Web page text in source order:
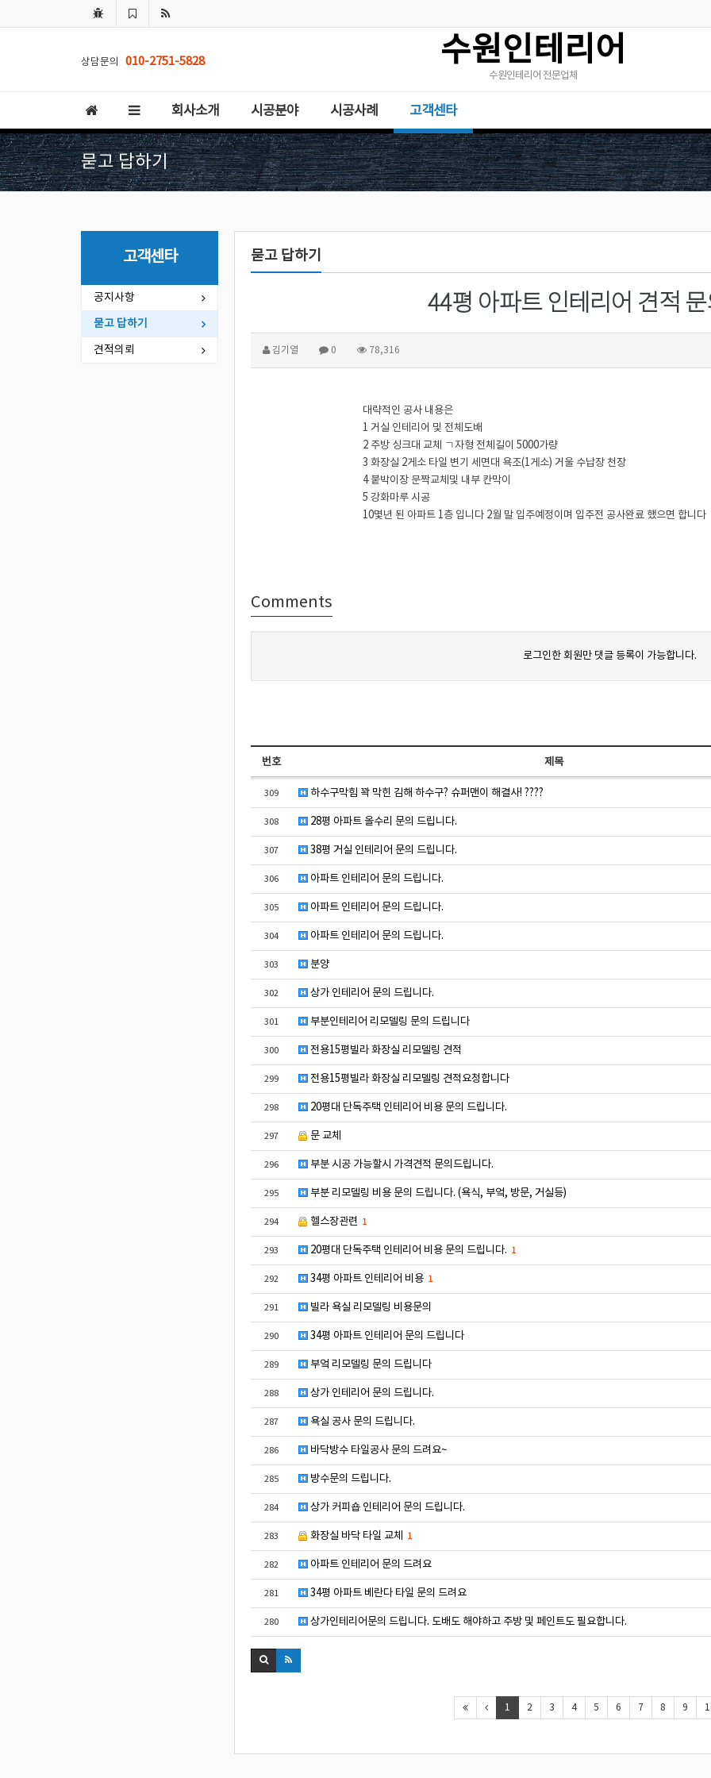
상담문의 010-2751-5828 수원인테리어
수원인테리어 전문업체
회사소개 시공분야 시공사례 고객센타
묻고 답하기
묻고 답하기
44평 아파트 인테리어 견적
김기열 0 78,316
대략적인 공사 내용은
1 거실 인테리어 및 전체도배
2 주방 싱크대 교체 ㄱ자형 전체길이 5000가량
3 화장실 2게소 타일 변기 세면대 욕조(1게소) 거울 수납장 천장
4 붙박이장 문짝교체및 내부 칸막이
5 강화마루 시공
10몇년 된 아파트 1층 입니다 2월 말 입주예정이며 입주전 공사완료 했으면 합니다
Comments
로그인한 회원만 댓글 등록이 가능합니다.
번호 제목
309 하수구막힘 꽉 막힌 김해 하수구? 슈퍼맨이 해결사! ????
308 28평 아파트 올수리 문의 드립니다.
307 38평 거실 인테리어 문의 드립니다.
306 아파트 인테리어 문의 드립니다.
305 아파트 인테리어 문의 드립니다.
304 아파트 인테리어 문의 드립니다.
303 분양
302 상가 인테리어 문의 드립니다.
301 부분인테리어 리모델링 문의 드립니다
300 전용15평빌라 화장실 리모델링 견적
299 전용15평빌라 화장실 리모델링 견적요청합니다
298 20평대 단독주택 인테리어 비용 문의 드립니다.
297 문 교체
296 부분 시공 가능할시 가격견적 문의드립니다.
295 부분 리모델링 비용 문의 드립니다. (욕식, 부엌, 방문, 거실등)
294 헬스장관련 1
293 20평대 단독주택 인테리어 비용 문의 드립니다. 1
292 34평 아파트 인테리어 비용 1
291 빌라 욕실 리모델링 비용문의
290 34평 아파트 인테리어 문의 드립니다
289 부엌 리모델링 문의 드립니다
288 상가 인테리어 문의 드립니다.
287 욕실 공사 문의 드립니다.
286 바닥방수 타일공사 문의 드려요~
285 방수문의 드립니다.
284 상가 커피숍 인테리어 문의 드립니다.
283 화장실 바닥 타일 교체 1
282 아파트 인테리어 문의 드려요
281 34평 아파트 베란다 타일 문의 드려요
280 상가인테리어문의 드립니다. 도배도 해야하고 주방 및 페인트도 필요합니다.
1 2 3 4 5 6 7 8 9
고객센타
공지사항
묻고 답하기
견적의뢰